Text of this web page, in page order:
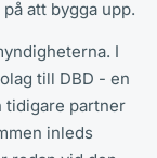
att bygga upp.
I
till DBD - en
tidigare partner
inleds